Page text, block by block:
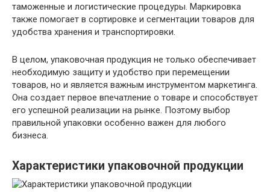
таможенные и логистические процедуры. Маркировка
также помогает в сортировке и сегментации товаров для
удобства хранения и транспортировки.
В целом, упаковочная продукция не только обеспечивает
необходимую защиту и удобство при перемещении
товаров, но и является важным инструментом маркетинга.
Она создает первое впечатление о товаре и способствует
его успешной реализации на рынке. Поэтому выбор
правильной упаковки особенно важен для любого
бизнеса.
Характеристики упаковочной продукции